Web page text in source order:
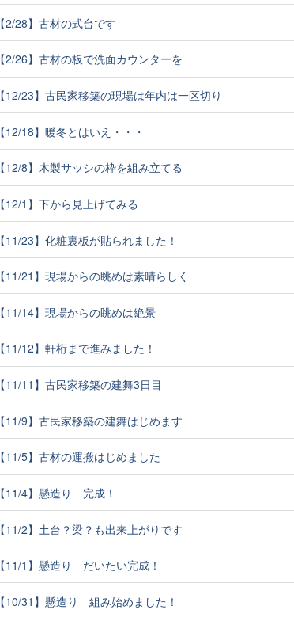
【2/28】古材の式台です
【2/26】古材の板で洗面カウンターを
【12/23】古民家移築の現場は年内は一区切り
【12/18】暖冬とはいえ・・・
【12/8】木製サッシの枠を組み立てる
【12/1】下から見上げてみる
【11/23】化粧裏板が貼られました！
【11/21】現場からの眺めは素晴らしく
【11/14】現場からの眺めは絶景
【11/12】軒桁まで進みました！
【11/11】古民家移築の建舞3日目
【11/9】古民家移築の建舞はじめます
【11/5】古材の運搬はじめました
【11/4】懸造り 完成！
【11/2】土台？梁？も出来上がりです
【11/1】懸造り だいたい完成！
【10/31】懸造り 組み始めました！